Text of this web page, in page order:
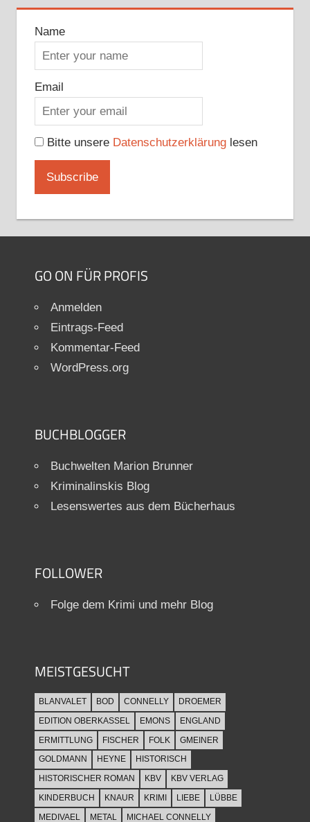
Name
Email
Bitte unsere Datenschutzerklärunglesen
GO ON FÜR PROFIS
Anmelden
Eintrags-Feed
Kommentar-Feed
WordPress.org
BUCHBLOGGER
Buchwelten Marion Brunner
Kriminalinskis Blog
Lesenswertes aus dem Bücherhaus
FOLLOWER
Folge dem Krimi und mehr Blog
MEISTGESUCHT
BLANVALET BOD CONNELLY
DROEMER
EDITION OBERKASSEL
EMONS
ENGLAND
ERMITTLUNG
FISCHER FOLK
GMEINER
GOLDMANN
HEYNE
HISTORISCH
HISTORISCHER ROMAN
KBV
KBV VERLAG
KINDERBUCH
KNAUR KRIMI LIEBE
LÜBBE
MEDIVAEL
METAL MICHAEL CONNELLY